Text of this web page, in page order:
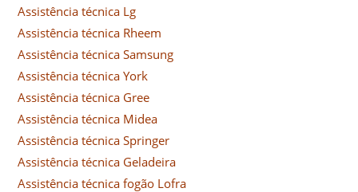
Assistência técnica Lg
Assistência técnica Rheem
Assistência técnica Samsung
Assistência técnica York
Assistência técnica Gree
Assistência técnica Midea
Assistência técnica Springer
Assistência técnica Geladeira
Assistência técnica fogão Lofra